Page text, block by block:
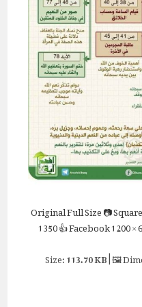
Full Size📷 Square
1350👍 Facebook1200 ×
113.70 KB| 🖼